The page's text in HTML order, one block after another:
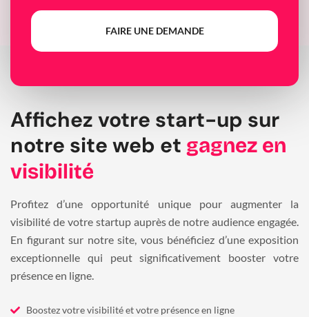
FAIRE UNE DEMANDE
Affichez votre start-up sur
notre site web et gagnez en
visibilité
Profitez d’une opportunité unique pour augmenter la
visibilité de votre startup auprès de notre audience engagée.
En figurant sur notre site, vous bénéficiez d’une exposition
exceptionnelle qui peut significativement booster votre
présence en ligne.
Boostez votre visibilité et votre présence en ligne